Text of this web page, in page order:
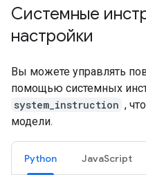
Системные
настройки
Вы можете управлять
помощью системных
system_instruction ,
модели.
Python JavaScript